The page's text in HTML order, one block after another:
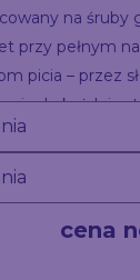
na śruby
przy pełnym
picia – przez
się do każdej
i na wypady,
z
cena